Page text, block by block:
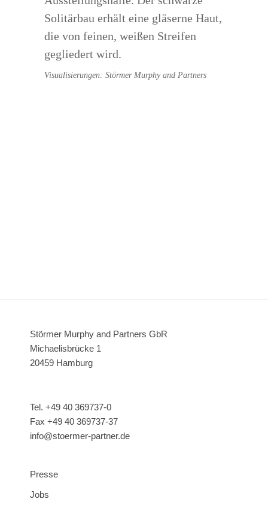
Solitärbau erhält eine gläserne Haut,
die von feinen, weißen Streifen
gegliedert wird.
Visualisierungen: Störmer Murphy and Partners
Störmer Murphy and Partners GbR
Michaelisbrücke 1
20459 Hamburg
Tel. +49 40 369737-0
Fax +49 40 369737-37
info@stoermer-partner.de
Presse
Jobs